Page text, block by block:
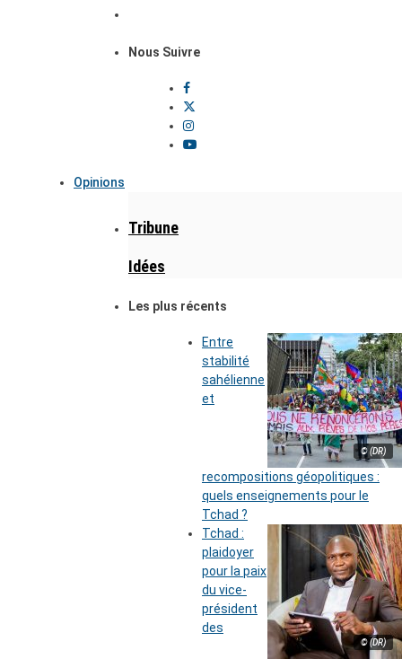
Nous Suivre
Opinions
Tribune
Idées
Les plus récents
© (DR)
Entre
stabilité
sahélienne
et
recompositions géopolitiques :
quels enseignements pour le
Tchad ?
© (DR)
Tchad :
plaidoyer
pour la paix
du vice-
président
des